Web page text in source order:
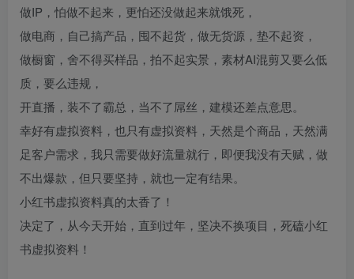
做IP，怕做不起来，更怕还没做起来就饿死，
做电商，自己搞产品，囤不起货，做无货源，垫不起资，
做橱窗，舍不得买样品，拍不起实景，素材AI混剪又要么低
质，要么违规，
开直播，装不了霸总，当不了屌丝，建模还差点意思。
幸好有虚拟资料，也只有虚拟资料，天然是个商品，天然满
足客户需求，我只需要做好流量就行，即便我没有天赋，做
不出爆款，但只要坚持，就也一定有结果。
小红书虚拟资料真的太香了！
决定了，从今天开始，直到过年，坚决不换项目，死磕小红
书虚拟资料！